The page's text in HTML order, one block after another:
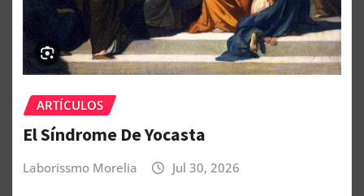
ARTÍCULOS
El Síndrome De Yocasta
Laborissmo Morelia Jul 30, 2026